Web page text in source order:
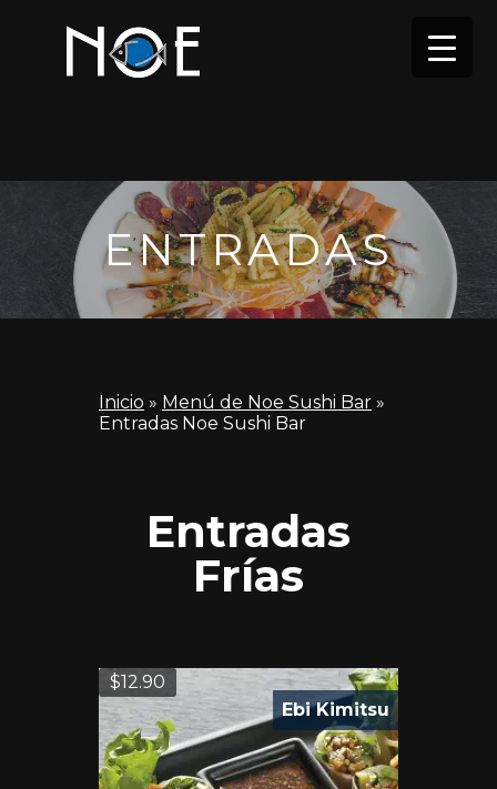
ENTRADAS
Inicio » Menú de Noe Sushi Bar »
Entradas Noe Sushi Bar
Entradas
Frías
Ebi Kimitsu
$12.90